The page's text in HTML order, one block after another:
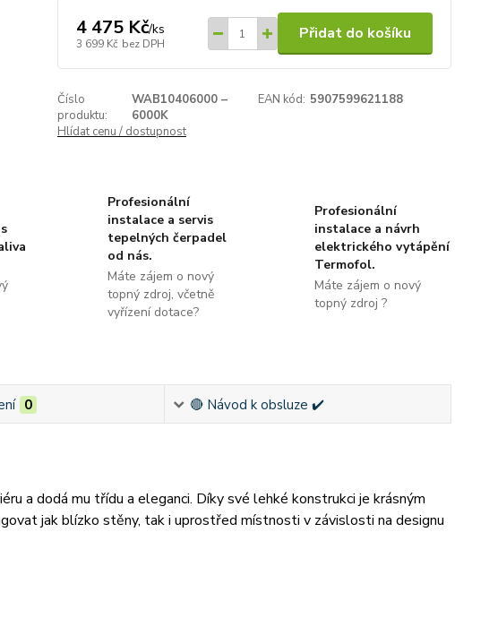
4 475 Kč/ks
3 699 Kč bez DPH
Přidat do košíku
Číslo
produktu:
WAB10406000 –
6000K
EAN kód: 5907599621188
Hlídat cenu / dostupnost
Profesionální
instalace a servis
tepelných čerpadel
od nás.
Máte zájem o nový
topný zdroj, včetně
vyřízení dotace?
Profesionální
instalace a návrh
elektrického vytápění
Termofol.
Máte zájem o nový
topný zdroj ?
0 🔴 Návod k obsluze ✔️
a dodá mu třídu a eleganci. Díky své lehké konstrukci je krásným
jak blízko stěny, tak i uprostřed místnosti v závislosti na designu